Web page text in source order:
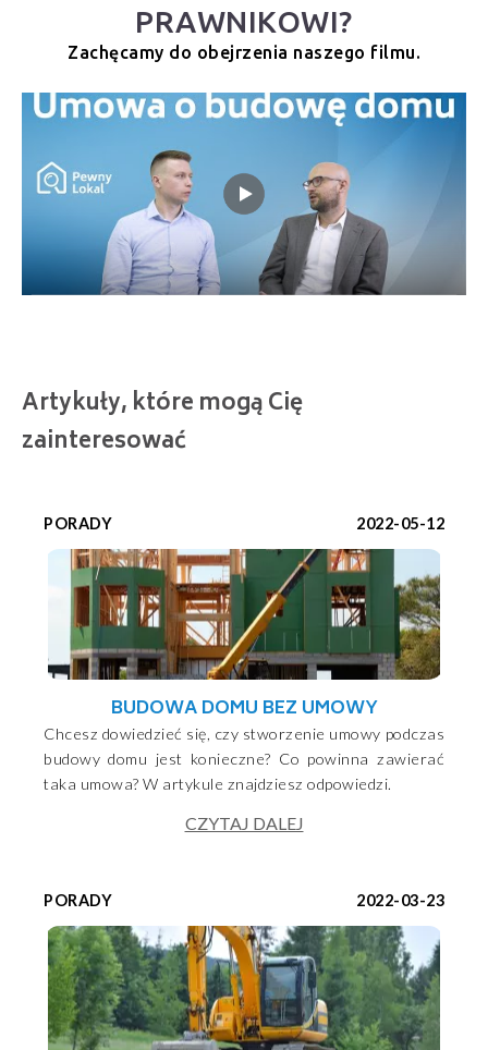
PRAWNIKOWI?
Zachęcamy do obejrzenia naszego filmu.
Artykuły, które mogą Cię
zainteresować
PORADY 2022-05-12
BUDOWA DOMU BEZ UMOWY
Chcesz dowiedzieć się, czy stworzenie umowy podczas
budowy domu jest konieczne? Co powinna zawierać
taka umowa? W artykule znajdziesz odpowiedzi.
CZYTAJ DALEJ
PORADY 2022-03-23